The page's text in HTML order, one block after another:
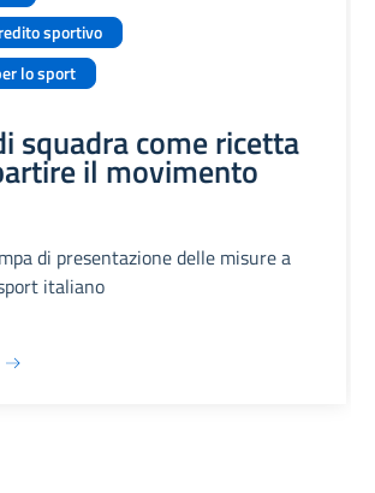
sportivo
lo sport
squadra come ricetta
il movimento
di presentazione delle misure a
italiano